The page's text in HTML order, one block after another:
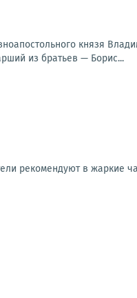
князя
из братьев — Борис...
рекомендуют в жаркие